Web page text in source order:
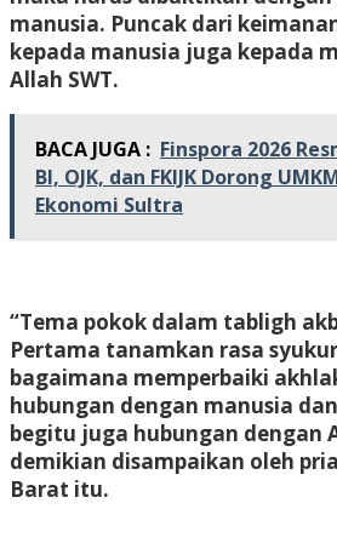
manusia. Puncak dari
kepada manusia juga kepada
Allah SWT.
BACA JUGA : Finspora 2026
BI, OJK, dan FKIJK Dorong
Ekonomi Sultra
“Tema pokok dalam tabligh
Pertama tanamkan rasa
bagaimana memperbaiki
hubungan dengan manusia
begitu juga hubungan dengan
demikian disampaikan oleh
Barat itu.